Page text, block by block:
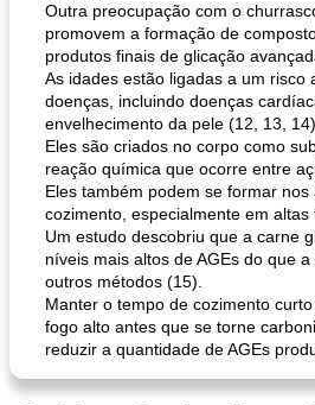
Outra preocupação com o
promovem a formação de
produtos finais de glicação
As idades estão ligadas a um risco
doenças, incluindo doenças
envelhecimento da pele (12, 13, 14).
Eles são criados no corpo como
reação química que ocorre entre
Eles também podem se formar
cozimento, especialmente em altas
Um estudo descobriu que a carne
níveis mais altos de AGEs do que
outros métodos (15).
Manter o tempo de cozimento
fogo alto antes que se torne
reduzir a quantidade de AGEs